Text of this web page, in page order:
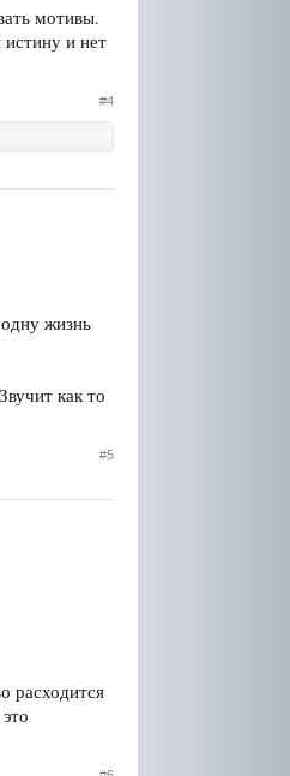
мотивы.
истину и нет
#4
жизнь
как то
#5
расходится